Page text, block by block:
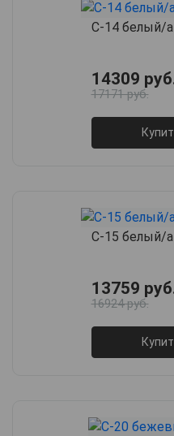
С-14 белый/
14309
17171 руб.
С-15 белый/
13759
16924 руб.